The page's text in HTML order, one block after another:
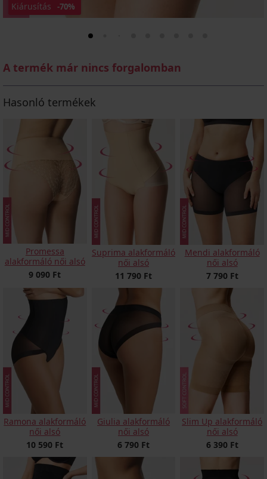
Kiárusítás -70%
A termék már nincs forgalomban
Hasonló termékek
Promessa
alakformáló női alsó
9 090 Ft
Suprima alakformáló
női alsó
11 790 Ft
Mendi alakformáló
női alsó
7 790 Ft
Ramona alakformáló
női alsó
10 590 Ft
Giulia alakformáló
női alsó
6 790 Ft
Slim Up alakformáló
női alsó
6 390 Ft